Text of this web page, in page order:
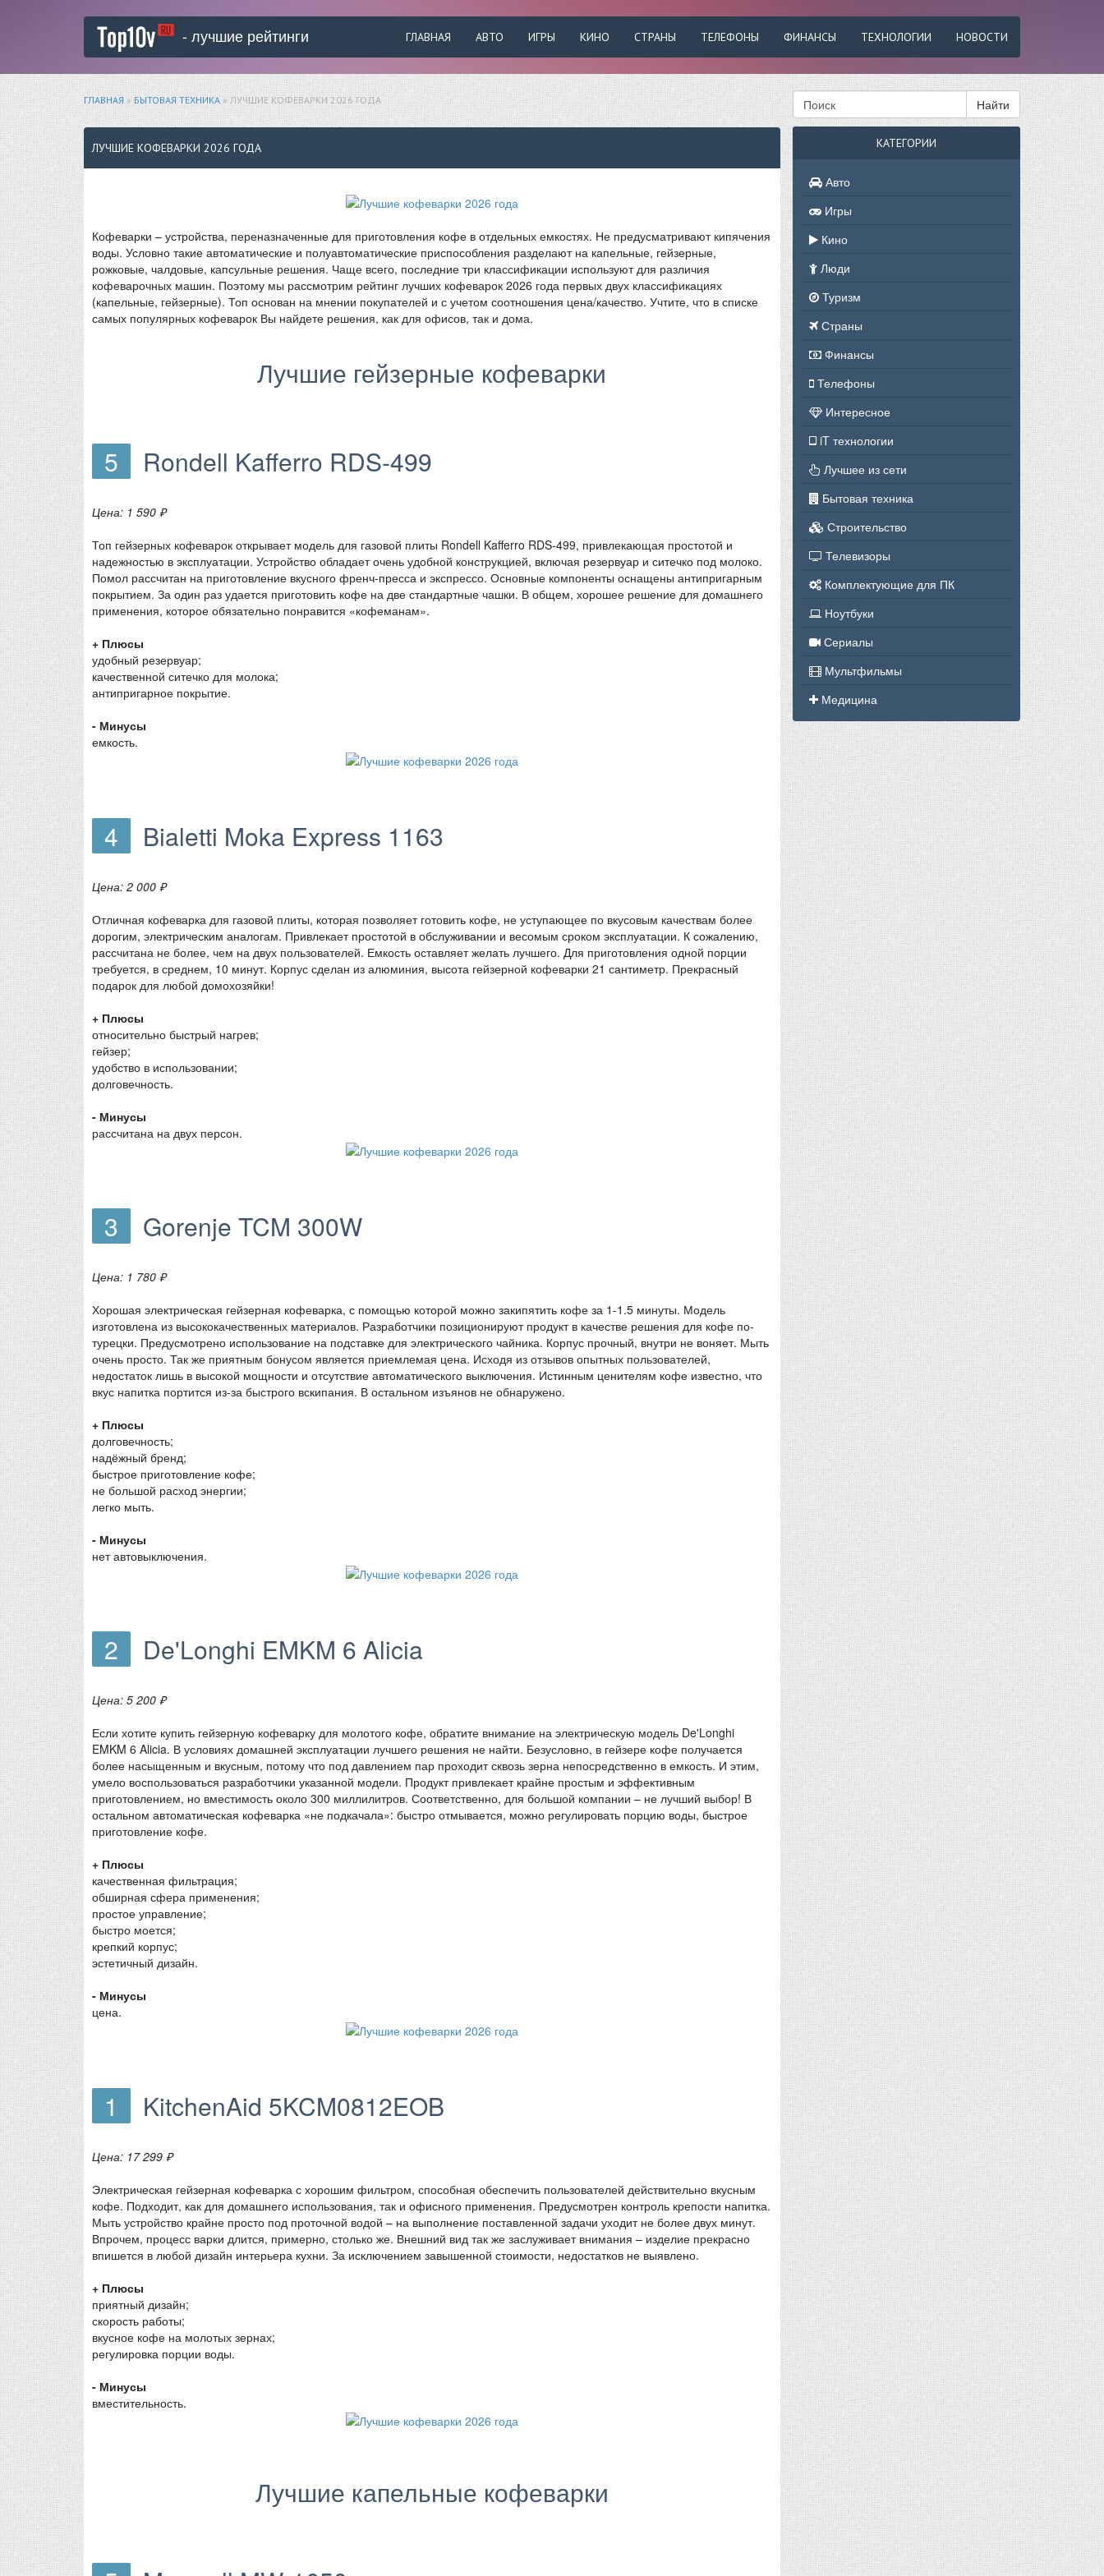
- лучшие рейтинги ГЛАВНАЯ АВТО ИГРЫ КИНО СТРАНЫ ТЕЛЕФОНЫ ФИНАНСЫ ТЕХНОЛОГИИ НОВОСТИ
ГЛАВНАЯ»БЫТОВАЯ ТЕХНИКА» ЛУЧШИЕ КОФЕВАРКИ 2026 ГОДА
ЛУЧШИЕ КОФЕВАРКИ 2026 ГОДА
Кофеварки – устройства, переназначенные для приготовления кофе в отдельных емкостях. Не предусматривают кипячения
воды. Условно такие автоматические и полуавтоматические приспособления разделают на капельные, гейзерные,
рожковые, чалдовые, капсульные решения. Чаще всего, последние три классификации используют для различия
кофеварочных машин. Поэтому мы рассмотрим рейтинг лучших кофеварок 2026 года первых двух классификациях
(капельные, гейзерные). Топ основан на мнении покупателей и с учетом соотношения цена/качество. Учтите, что в списке
самых популярных кофеварок Вы найдете решения, как для офисов, так и дома.
Лучшие гейзерные кофеварки
5 Rondell Kafferro RDS-499
Цена: 1 590 ₽
Топ гейзерных кофеварок открывает модель для газовой плиты Rondell Kafferro RDS-499, привлекающая простотой и
надежностью в эксплуатации. Устройство обладает очень удобной конструкцией, включая резервуар и ситечко под молоко.
Помол рассчитан на приготовление вкусного френч-пресса и экспрессо. Основные компоненты оснащены антипригарным
покрытием. За один раз удается приготовить кофе на две стандартные чашки. В общем, хорошее решение для домашнего
применения, которое обязательно понравится «кофеманам».
+ Плюсы
удобный резервуар;
качественной ситечко для молока;
антипригарное покрытие.
- Минусы
емкость.
4 Bialetti Moka Express 1163
Цена: 2 000 ₽
Отличная кофеварка для газовой плиты, которая позволяет готовить кофе, не уступающее по вкусовым качествам более
дорогим, электрическим аналогам. Привлекает простотой в обслуживании и весомым сроком эксплуатации. К сожалению,
рассчитана не более, чем на двух пользователей. Емкость оставляет желать лучшего. Для приготовления одной порции
требуется, в среднем, 10 минут. Корпус сделан из алюминия, высота гейзерной кофеварки 21 сантиметр. Прекрасный
подарок для любой домохозяйки!
+ Плюсы
относительно быстрый нагрев;
гейзер;
удобство в использовании;
долговечность.
- Минусы
рассчитана на двух персон.
3 Gorenje TCM 300W
Цена: 1 780 ₽
Хорошая электрическая гейзерная кофеварка, с помощью которой можно закипятить кофе за 1-1.5 минуты. Модель
изготовлена из высококачественных материалов. Разработчики позиционируют продукт в качестве решения для кофе по-
турецки. Предусмотрено использование на подставке для электрического чайника. Корпус прочный, внутри не воняет. Мыть
очень просто. Так же приятным бонусом является приемлемая цена. Исходя из отзывов опытных пользователей,
недостаток лишь в высокой мощности и отсутствие автоматического выключения. Истинным ценителям кофе известно, что
вкус напитка портится из-за быстрого вскипания. В остальном изъянов не обнаружено.
+ Плюсы
долговечность;
надёжный бренд;
быстрое приготовление кофе;
не большой расход энергии;
легко мыть.
- Минусы
нет автовыключения.
2 De'Longhi EMKM 6 Alicia
Цена: 5 200 ₽
Если хотите купить гейзерную кофеварку для молотого кофе, обратите внимание на электрическую модель De'Longhi
EMKM 6 Alicia. В условиях домашней эксплуатации лучшего решения не найти. Безусловно, в гейзере кофе получается
более насыщенным и вкусным, потому что под давлением пар проходит сквозь зерна непосредственно в емкость. И этим,
умело воспользоваться разработчики указанной модели. Продукт привлекает крайне простым и эффективным
приготовлением, но вместимость около 300 миллилитров. Соответственно, для большой компании – не лучший выбор! В
остальном автоматическая кофеварка «не подкачала»: быстро отмывается, можно регулировать порцию воды, быстрое
приготовление кофе.
+ Плюсы
качественная фильтрация;
обширная сфера применения;
простое управление;
быстро моется;
крепкий корпус;
эстетичный дизайн.
- Минусы
цена.
1 KitchenAid 5KCM0812EOB
Цена: 17 299 ₽
Электрическая гейзерная кофеварка с хорошим фильтром, способная обеспечить пользователей действительно вкусным
кофе. Подходит, как для домашнего использования, так и офисного применения. Предусмотрен контроль крепости напитка.
Мыть устройство крайне просто под проточной водой – на выполнение поставленной задачи уходит не более двух минут.
Впрочем, процесс варки длится, примерно, столько же. Внешний вид так же заслуживает внимания – изделие прекрасно
впишется в любой дизайн интерьера кухни. За исключением завышенной стоимости, недостатков не выявлено.
+ Плюсы
приятный дизайн;
скорость работы;
вкусное кофе на молотых зернах;
регулировка порции воды.
- Минусы
вместительность.
Лучшие капельные кофеварки
Найти
КАТЕГОРИИ
Авто
Игры
Кино
Люди
Туризм
Страны
Финансы
Телефоны
Интересное
iT технологии
Лучшее из сети
Бытовая техника
Строительство
Телевизоры
Комплектующие для ПК
Ноутбуки
Сериалы
Мультфильмы
Медицина